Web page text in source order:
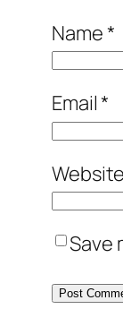
Name*
Email*
Website
Save